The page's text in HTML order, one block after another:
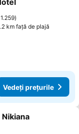
favorite
1.259
km față de plajă
Vedeți prețurile
favorite